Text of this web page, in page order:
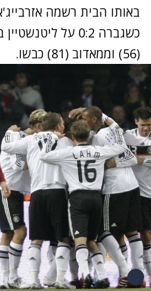
באותו הבית רשמה
כשגברה 0:2 על
(56) וממאדוב (81) כבשו.